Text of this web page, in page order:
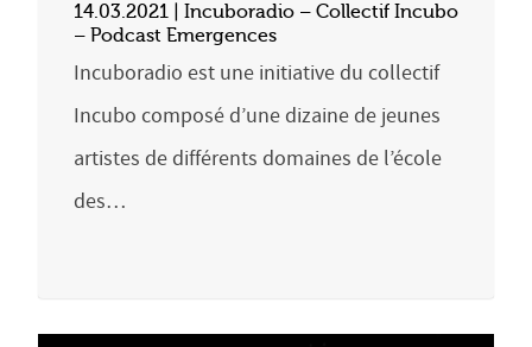
14.03.2021 | Incuboradio – Collectif Incubo
– Podcast Emergences
Incuboradio est une initiative du collectif
Incubo composé d’une dizaine de jeunes
artistes de différents domaines de l’école
des…